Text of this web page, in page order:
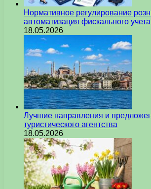
Нормативное регулирование
автоматизация фискального учета
18.05.2026
Лучшие направления и
туристического агентства
18.05.2026